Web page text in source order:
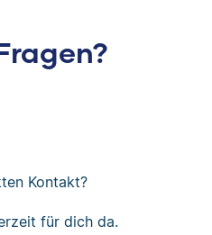
Kontakt?
für dich da.